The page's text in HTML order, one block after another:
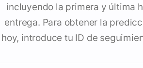
incluyendo la primera y última
entrega. Para obtener la
hoy, introduce tu ID de